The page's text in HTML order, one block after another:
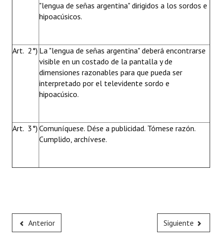
"lengua de señas argentina" dirigidos a los sordos e
hipoacúsicos.
Art. 2°) La "lengua de señas argentina" deberá encontrarse
visible en un costado de la pantalla y de
dimensiones razonables para que pueda ser
interpretado por el televidente sordo e
hipoacúsico.
Art. 3°) Comuníquese. Dése a publicidad. Tómese razón.
Cumplido, archívese.
Anterior Siguiente